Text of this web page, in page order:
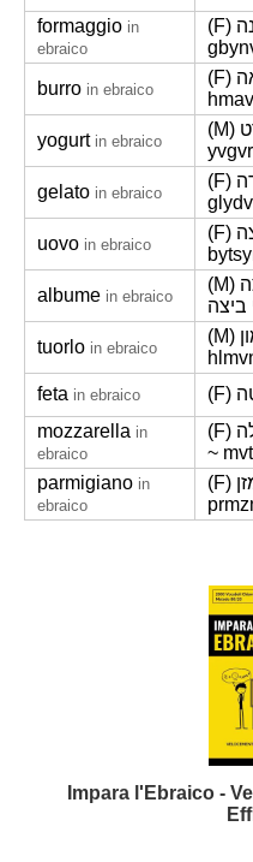
formaggio in
ebraico
(F) גבינה (gbynh / גבינות ~
burro in ebraico
(F) חמאה (hmah / חמאות ~
yogurt in ebraico
(M) יוגורט (yvgvrt / יוגורטים ~
gelato in ebraico
(F) גלידה (glydh / גלידות ~
uovo in ebraico
(F) ביצה (bytsh / ביצים ~
albume in ebraico
(M) חלבון ביצה (hlbvn bytsh /
tuorlo in ebraico
(M) חלמון (hlmvn / חלמונים ~
feta in ebraico
mozzarella in
ebraico
(F) מוצרלה (mvtsrlh / מוצרלה
~
parmigiano in
ebraico
(F) פרמזן (prmzn / פרמזן ~
Impara l'Ebraico -